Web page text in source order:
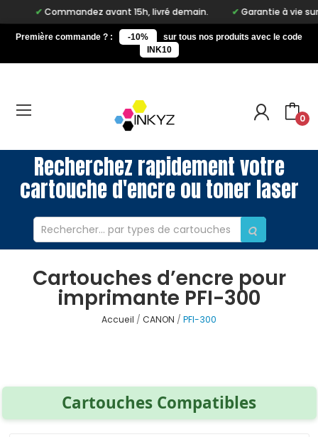
Commandez avant 15h, livré demain. Garantie à vie sur
Première commande ? : -10%
sur tous nos produits avec le code
INK10
0
Recherchez rapidement votre
cartouche d'encre ou toner laser
Cartouches d’encre pour
imprimante PFI-300
Accueil CANON PFI-300
Cartouches Compatibles